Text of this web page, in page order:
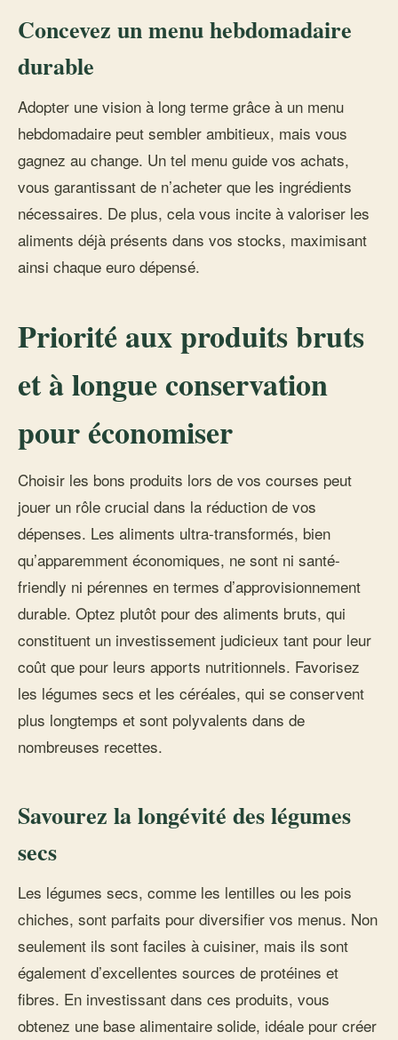
Concevez un menu hebdomadaire
durable
Adopter une vision à long terme grâce à un menu
hebdomadaire peut sembler ambitieux, mais vous
gagnez au change. Un tel menu guide vos achats,
vous garantissant de n’acheter que les ingrédients
nécessaires. De plus, cela vous incite à valoriser les
aliments déjà présents dans vos stocks, maximisant
ainsi chaque euro dépensé.
Priorité aux produits bruts
et à longue conservation
pour économiser
Choisir les bons produits lors de vos courses peut
jouer un rôle crucial dans la réduction de vos
dépenses. Les aliments ultra-transformés, bien
qu’apparemment économiques, ne sont ni santé-
friendly ni pérennes en termes d’approvisionnement
durable. Optez plutôt pour des aliments bruts, qui
constituent un investissement judicieux tant pour leur
coût que pour leurs apports nutritionnels. Favorisez
les légumes secs et les céréales, qui se conservent
plus longtemps et sont polyvalents dans de
nombreuses recettes.
Savourez la longévité des légumes
secs
Les légumes secs, comme les lentilles ou les pois
chiches, sont parfaits pour diversifier vos menus. Non
seulement ils sont faciles à cuisiner, mais ils sont
également d’excellentes sources de protéines et
fibres. En investissant dans ces produits, vous
obtenez une base alimentaire solide, idéale pour créer